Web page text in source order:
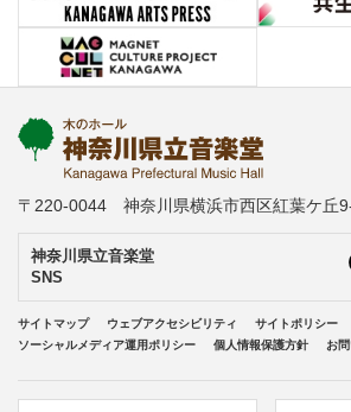
〒220-0044 神奈川県横浜市西区紅葉ケ丘
神奈川県立音楽堂
SNS
サイトマップ ウェブアクセシビリティ
サイトポリシー
ソーシャルメディア運用ポリシー
個人情報保護方針 お